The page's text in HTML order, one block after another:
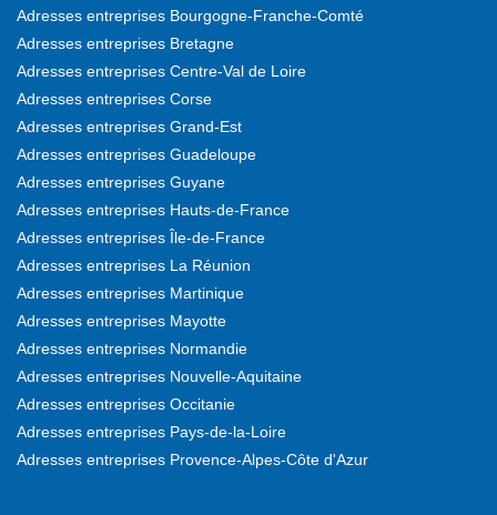
Adresses entreprises Bourgogne-Franche-Comté
Adresses entreprises Bretagne
Adresses entreprises Centre-Val de Loire
Adresses entreprises Corse
Adresses entreprises Grand-Est
Adresses entreprises Guadeloupe
Adresses entreprises Guyane
Adresses entreprises Hauts-de-France
Adresses entreprises Île-de-France
Adresses entreprises La Réunion
Adresses entreprises Martinique
Adresses entreprises Mayotte
Adresses entreprises Normandie
Adresses entreprises Nouvelle-Aquitaine
Adresses entreprises Occitanie
Adresses entreprises Pays-de-la-Loire
Adresses entreprises Provence-Alpes-Côte d'Azur